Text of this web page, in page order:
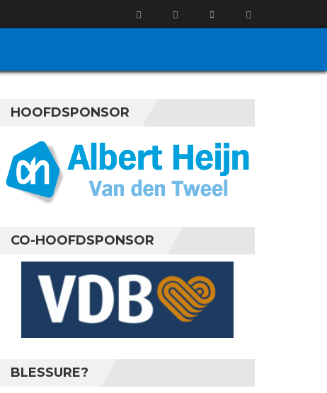
HOOFDSPONSOR
CO-HOOFDSPONSOR
BLESSURE?